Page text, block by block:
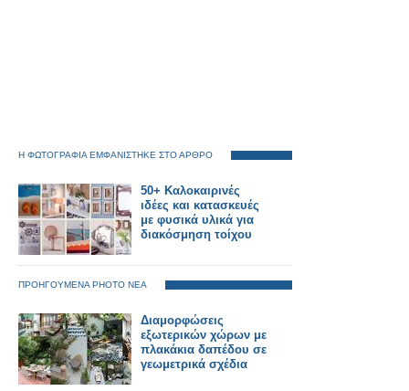
Η ΦΩΤΟΓΡΑΦΙΑ ΕΜΦΑΝΙΣΤΗΚΕ ΣΤΟ ΑΡΘΡΟ
50+ Καλοκαιρινές
ιδέες και κατασκευές
με φυσικά υλικά για
διακόσμηση τοίχου
ΠΡΟΗΓΟΥΜΕΝΑ PHOTO ΝΕΑ
Διαμορφώσεις
εξωτερικών χώρων με
πλακάκια δαπέδου σε
γεωμετρικά σχέδια